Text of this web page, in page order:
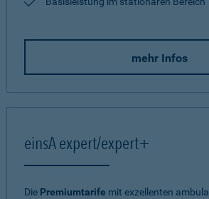
mehr Infos
einsA expert/expert+
Die Premiumtarife mit exzellenten